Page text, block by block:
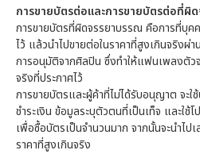
การขายบัตรต่อและการขายบัตรต่อที่ผิ
การขายบัตรที่ผิดจรรยาบรรณ คือการที่บุค
ไว้ แล้วนำไปขายต่อในราคาที่สูงเกินจริงผ่
การอนุมัติจากศิลปิน ซึ่งทำให้แฟนเพลงตัว
จริงที่ประกาศไว้
การขายบัตรและผู้ค้าที่ไม่ได้รับอนุญาต จะใ
ชำระเงิน ข้อมูลระบุตัวตนที่เป็นเท็จ และใ
เพื่อซื้อบัตรเป็นจำนวนมาก จากนั้นจะนำไป
ราคาที่สูงเกินจริง